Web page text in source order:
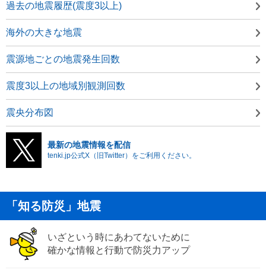
過去の地震履歴(震度3以上)
海外の大きな地震
震源地ごとの地震発生回数
震度3以上の地域別観測回数
震央分布図
最新の地震情報を配信
tenki.jp公式X（旧Twitter）をご利用ください。
「知る防災」地震
いざという時にあわてないために
確かな情報と行動で防災力アップ